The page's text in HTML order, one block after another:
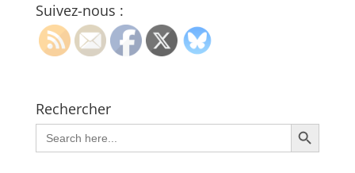
Suivez-nous :
Rechercher
Search
for:
Search Button